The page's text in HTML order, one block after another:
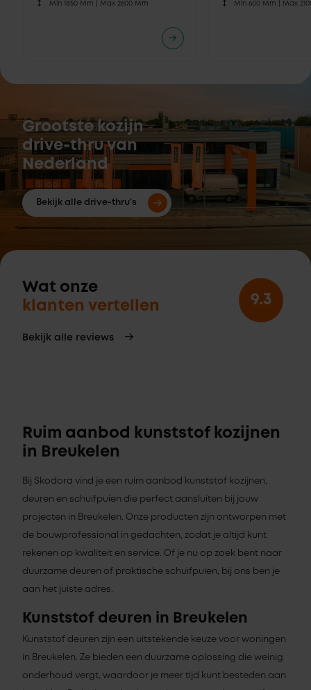
Min 1850 Mm | Max 2600 Mm
Min 600 Mm |Max
Grootste kozijn
drive-thru van
Nederland
Bekijk alle drive-thru's
Wat onze
klanten vertellen
Bekijk alle reviews
9.3
Ruim aanbod kunststof kozijnen
in Breukelen
Bij Skodora vind je een ruim aanbod kunststof kozijnen,
deuren en schuifpuien die perfect aansluiten bij jouw
projecten in Breukelen. Onze producten zijn ontworpen met
de bouwprofessional in gedachten, zodat je altijd kunt
rekenen op kwaliteit en service. Of je nu op zoek bent naar
duurzame deuren of praktische schuifpuien, bij ons ben je
aan het juiste adres.
Kunststof deuren in Breukelen
Kunststof deuren zijn een uitstekende keuze voor woningen
in Breukelen. Ze bieden een duurzame oplossing die weinig
onderhoud vergt, waardoor je meer tijd kunt besteden aan